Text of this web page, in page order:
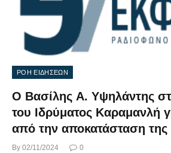
ΡΟΗ ΕΙΔΗΣΕΩΝ
Ο Βασίλης Α. Υψηλάντης
του Ιδρύματος Καραμανλή
από την αποκατάσταση της
By 02/11/2024 0